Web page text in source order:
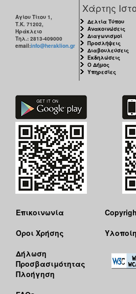
Αγίου Τίτου 1,
Τ.Κ. 71202,
Ηράκλειο
Τηλ.: 2813-409000
email:info@heraklion.gr
Χάρτης
Δελτία Τύπου
Ανακοινώσεις
Διαγωνισμοί
Προσλήψεις
Διαβουλεύσεις
Εκδηλώσεις
Ο Δήμος
Υπηρεσίες
Επικοινωνία
Όροι Χρήσης
Δήλωση
Προσβασιμότητας
Πλοήγηση